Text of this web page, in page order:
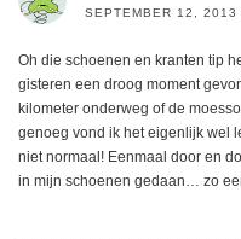
SEPTEMBER 12,
Oh die schoenen en kranten tip
gisteren een droog moment
kilometer onderweg of de
genoeg vond ik het eigenlijk wel
niet normaal! Eenmaal door en
in mijn schoenen gedaan… zo